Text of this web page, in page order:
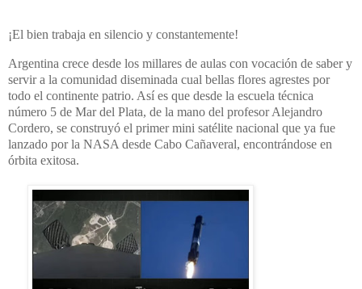
¡El bien trabaja en silencio y constantemente!
Argentina crece desde los millares de aulas con vocación de saber y
servir a la comunidad diseminada cual bellas flores agrestes por
todo el continente patrio. Así es que desde la escuela técnica
número 5 de Mar del Plata, de la mano del profesor Alejandro
Cordero, se construyó el primer mini satélite nacional que ya fue
lanzado por la NASA desde Cabo Cañaveral, encontrándose en
órbita exitosa.